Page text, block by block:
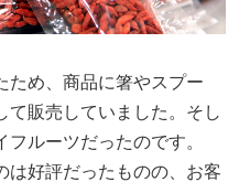
ため、商品に箸やスプー
て販売していました。そし
ルーツだったのです。
は好評だったものの、お客